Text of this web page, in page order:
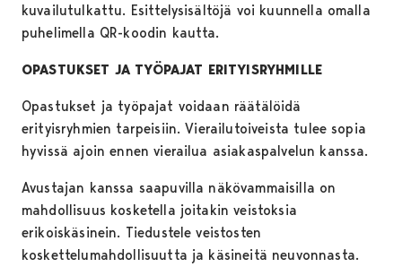
kuvailutulkattu. Esittelysisältöjä voi kuunnella omalla
puhelimella QR-koodin kautta.
OPASTUKSET JA TYÖPAJAT ERITYISRYHMILLE
Opastukset ja työpajat voidaan räätälöidä
erityisryhmien tarpeisiin. Vierailutoiveista tulee sopia
hyvissä ajoin ennen vierailua asiakaspalvelun kanssa.
Avustajan kanssa saapuvilla näkövammaisilla on
mahdollisuus kosketella joitakin veistoksia
erikoiskäsinein. Tiedustele veistosten
koskettelumahdollisuutta ja käsineitä neuvonnasta.